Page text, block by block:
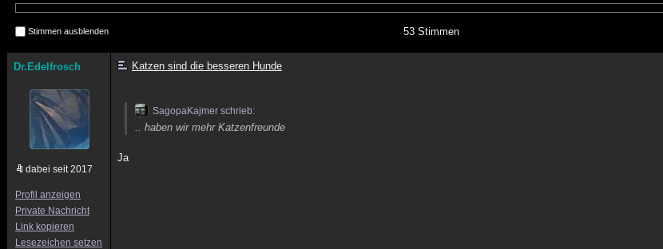
Stimmen ausblenden 53 Stimmen
Dr.Edelfrosch
dabei seit 2017
Profil anzeigen
Private Nachricht
Link kopieren
Lesezeichen setzen
Katzen sind die besseren Hunde
SagopaKajmer schrieb:
.. haben wir mehr Katzenfreunde
Ja